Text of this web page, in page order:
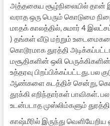
அத்தகைய சூழ்நிலையில் தான்
வராத ஒரு பெரும் கொடுமை
மாதக் காலத்தில், சுமார் 4
) தங்கள் வீடு மற்றும் உடைமைகளை
கொடூரமாக துரத்தி
மசூதிகளின் ஒலி
உத்தரவு பிறப்பிக்கப்பட்டது. பல
ஆண்களை கடத்திச் சென்று,
தூக்கி எறிந்தார்கள் பாவிகள்.
உடன்படாத முஸ்லிம்களும்
காஷ்மீரில் இருந்து